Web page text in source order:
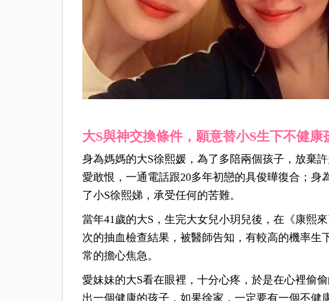
大S與神交換條件，願意替小S生下不健康
身為媽媽的大S徐熙媛，為了多陪兩個孩子，放棄
愛敢恨，一通電話跟20多年初戀的具俊曄復合；身
了小S徐熙娣，承受任何的苦難。
當年41歲的大S，生完大女兒小玥兒後，在《康熙
次的抽血檢查結果，被醫師告知，有較高的機率生
常的擔心焦急。
愛妹妹的大S看在眼裡，十分心疼，於是在心裡偷
出一個健康的孩子，如果徐家，一定要有一個不健